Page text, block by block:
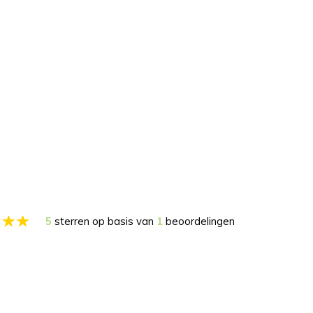
5 sterren op basis van 1 beoordelingen